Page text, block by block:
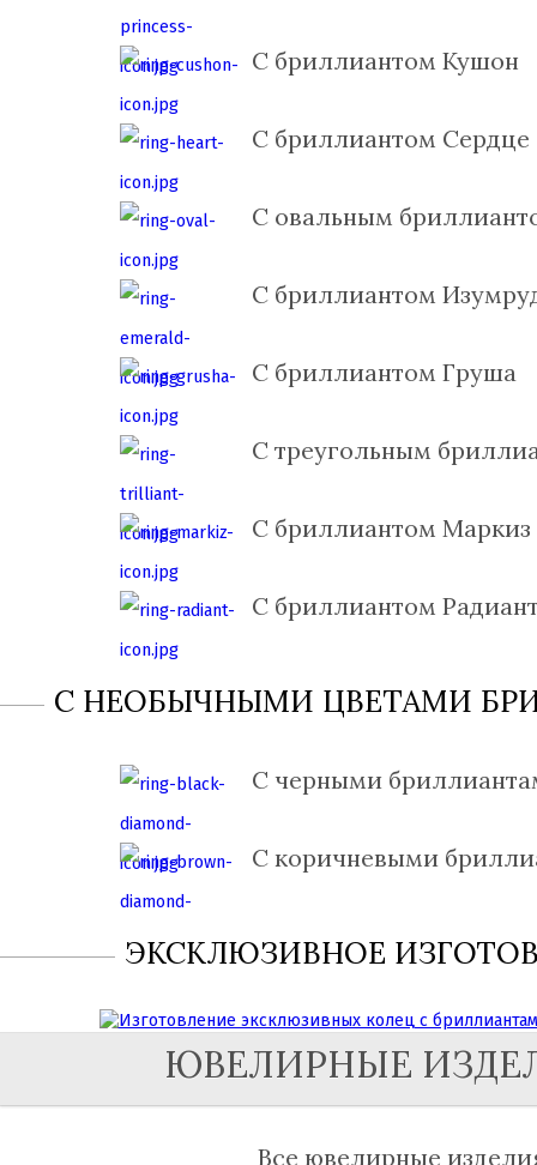
С бриллиантом Кушон
С бриллиантом Сердце
С овальным
С бриллиантом
С бриллиантом Груша
С треугольным
С бриллиантом Маркиз
С бриллиантом
С НЕОБЫЧНЫМИ ЦВЕТАМИ
С черными
С коричневыми
ЭКСКЛЮЗИВНОЕ
ЮВЕЛИРНЫЕ
Все ювелирные